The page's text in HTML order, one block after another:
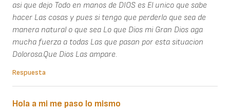
asi que dejo Todo en manos de DIOS es El unico que sabe
hacer Las cosas y pues si tengo que perderlo que sea de
manera natural o que sea Lo que Dios mi Gran Dios aga
mucha fuerza a todas Las que pasan por esta situacion
Dolorosa.Que Dios Las ampare.
Respuesta
Hola a mi me paso lo mismo